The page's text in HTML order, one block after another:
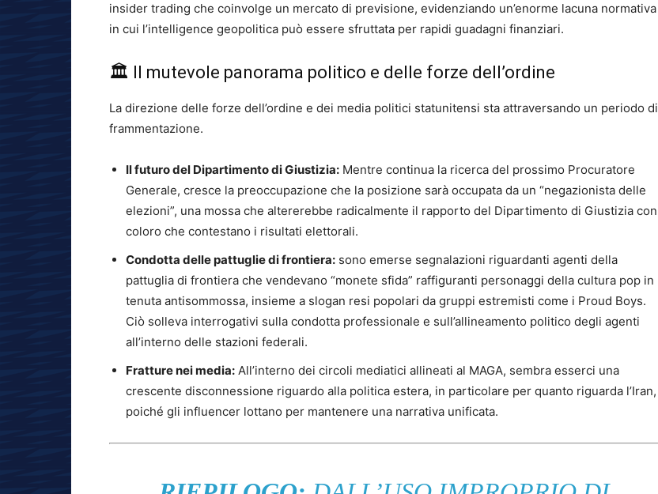
insider trading che coinvolge un mercato di previsione, evidenziando un’enorme lacuna normativa
in cui l’intelligence geopolitica può essere sfruttata per rapidi guadagni finanziari.
🏛️ Il mutevole panorama politico e delle forze dell’ordine
La direzione delle forze dell’ordine e dei media politici statunitensi sta attraversando un periodo di
frammentazione.
Il futuro del Dipartimento di Giustizia: Mentre continua la ricerca del prossimo Procuratore
Generale, cresce la preoccupazione che la posizione sarà occupata da un “negazionista delle
elezioni”, una mossa che altererebbe radicalmente il rapporto del Dipartimento di Giustizia con
coloro che contestano i risultati elettorali.
Condotta delle pattuglie di frontiera: sono emerse segnalazioni riguardanti agenti della
pattuglia di frontiera che vendevano “monete sfida” raffiguranti personaggi della cultura pop in
tenuta antisommossa, insieme a slogan resi popolari da gruppi estremisti come i Proud Boys.
Ciò solleva interrogativi sulla condotta professionale e sull’allineamento politico degli agenti
all’interno delle stazioni federali.
Fratture nei media: All’interno dei circoli mediatici allineati al MAGA, sembra esserci una
crescente disconnessione riguardo alla politica estera, in particolare per quanto riguarda l’Iran,
poiché gli influencer lottano per mantenere una narrativa unificata.